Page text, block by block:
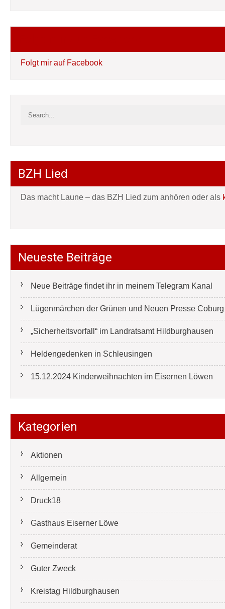
Folgt mir auf Facebook
BZH Lied
Das macht Laune – das BZH Lied zum anhören oder als
Neueste Beiträge
Neue Beiträge findet ihr in meinem Telegram Kanal
Lügenmärchen der Grünen und Neuen Presse
„Sicherheitsvorfall“ im Landratsamt Hildburghausen
Heldengedenken in Schleusingen
15.12.2024 Kinderweihnachten im Eisernen Löwen
Kategorien
Aktionen
Allgemein
Druck18
Gasthaus Eiserner Löwe
Gemeinderat
Guter Zweck
Kreistag Hildburghausen